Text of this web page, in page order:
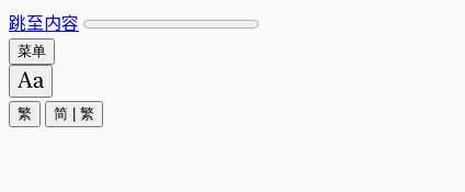
跳至内容
菜单
繁 简 繁